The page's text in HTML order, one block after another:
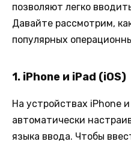
позволяют легко
Давайте рассмотрим,
популярных
1. iPhone и iPad (iOS)
На устройствах iPhone
автоматически
языка ввода. Чтобы